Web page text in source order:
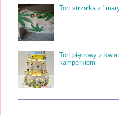
Tort strzałka z
Tort piętrowy z
kamperkiem